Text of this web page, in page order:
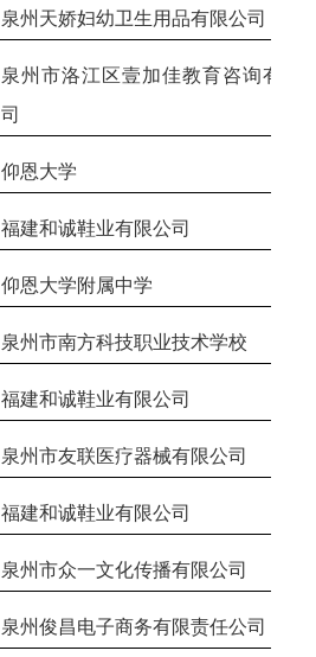
泉州天娇妇幼卫生用品有限公司
泉州市洛江区壹加佳教育咨询有限
司
仰恩大学
福建和诚鞋业有限公司
仰恩大学附属中学
泉州市南方科技职业技术学校
福建和诚鞋业有限公司
泉州市友联医疗器械有限公司
福建和诚鞋业有限公司
泉州市众一文化传播有限公司
泉州俊昌电子商务有限责任公司